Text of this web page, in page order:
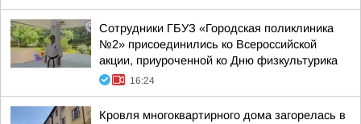
Сотрудники ГБУЗ «Городская поликлиника
№2» присоединились ко Всероссийской
акции, приуроченной ко Дню физкультурика
16:24
Кровля многоквартирного дома загорелась в